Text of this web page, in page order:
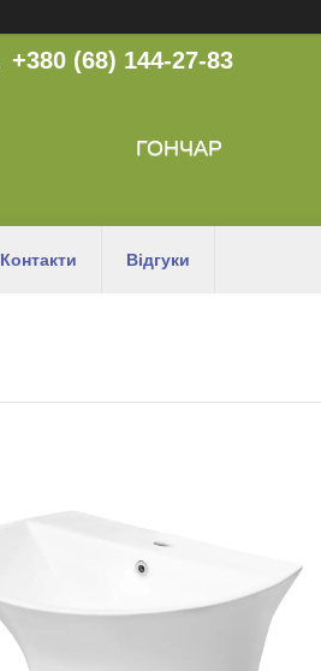
+380 (68) 144-27-83
ГОНЧАР
Контакти Відгуки